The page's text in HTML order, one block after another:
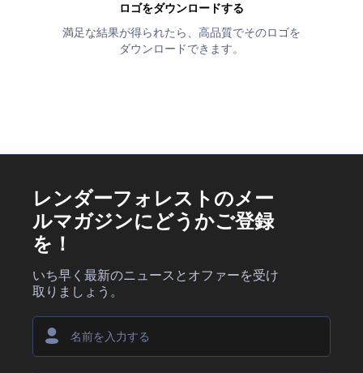
ロゴをダウンロードする
満足な結果が得られたら、高品質でそのロゴを
ダウンロードできます。
レンダーフォレストのメー
ルマガジンにどうかご登録
を！
いち早く最新のニュースとオファーを受け
取りましょう。